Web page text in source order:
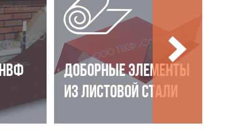
ДОБОРНЫЕ ЭЛЕМЕНТЫ
ИЗ ЛИСТОВОЙ СТАЛИ